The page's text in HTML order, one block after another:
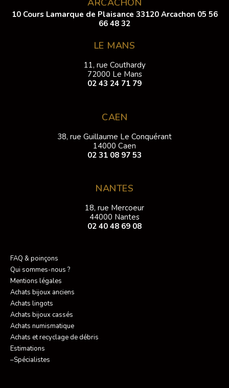
ARCACHON
10 Cours Lamarque de Plaisance 33120 Arcachon 05 56
66 48 32
LE MANS
11, rue Couthardy
72000 Le Mans
02 43 24 71 79
CAEN
38, rue Guillaume Le Conquérant
14000 Caen
02 31 08 97 53
NANTES
18, rue Mercoeur
44000 Nantes
02 40 48 69 08
FAQ & poinçons
Qui sommes-nous ?
Mentions légales
Achats bijoux anciens
Achats lingots
Achats bijoux cassés
Achats numismatique
Achats et recyclage de débris
Estimations
–Spécialistes